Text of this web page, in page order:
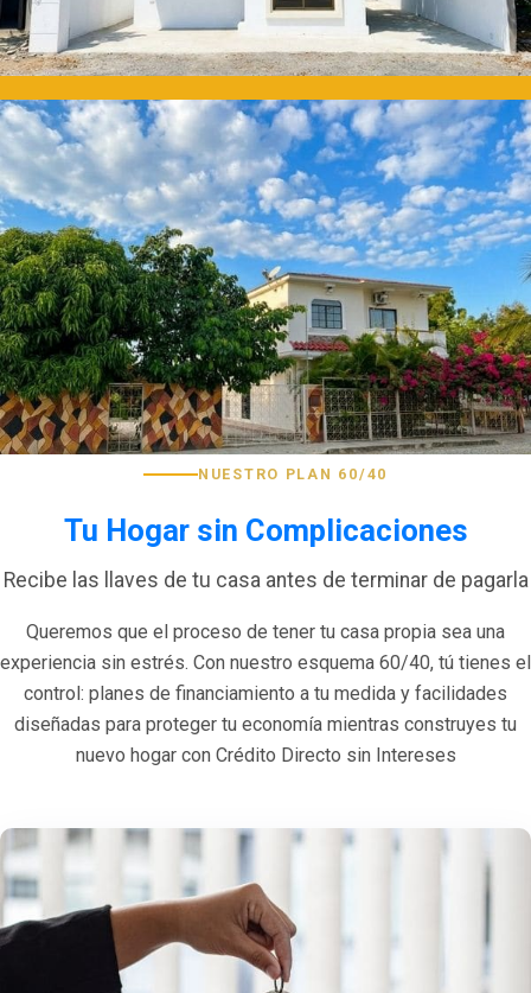
NUESTRO PLAN 60/40
Tu Hogar sin Complicaciones
Recibe las llaves de tu casa antes de terminar de pagarla
Queremos que el proceso de tener tu casa propia sea una
experiencia sin estrés. Con nuestro esquema 60/40, tú tienes el
control: planes de financiamiento a tu medida y facilidades
diseñadas para proteger tu economía mientras construyes tu
nuevo hogar con Crédito Directo sin Intereses